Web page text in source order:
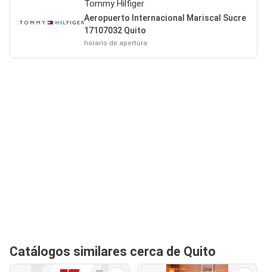
Tommy Hilfiger
Aeropuerto Internacional Mariscal Sucre
17107032 Quito
horario de apertura
Catálogos similares cerca de Quito